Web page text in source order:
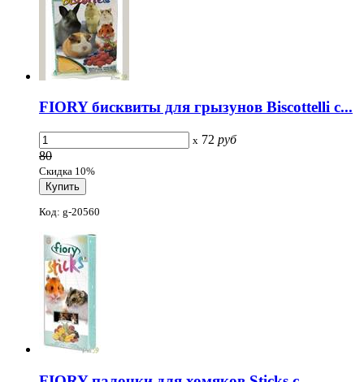
FIORY бисквиты для грызунов Biscottelli с...
x 72 руб
80
Скидка 10%
Код: g-20560